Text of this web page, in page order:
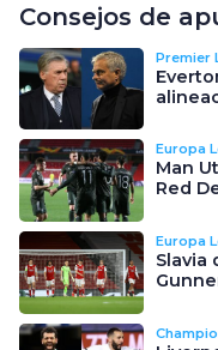
Consejos de
Premier
Europa
Man
Red
Europa
Slavia